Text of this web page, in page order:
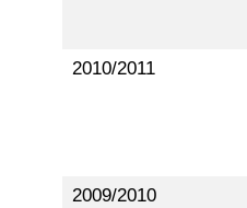
2010/2011
2009/2010